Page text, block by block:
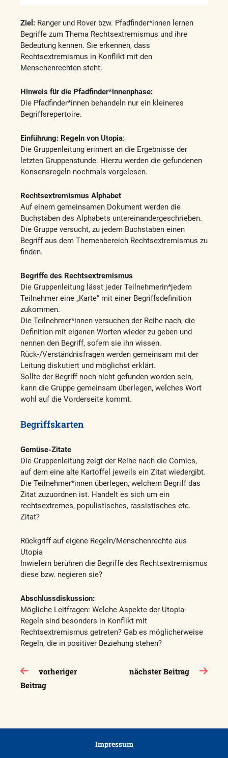
Ziel: Ranger und Rover bzw. Pfadfinder*innen lernen
Begriffe zum Thema Rechtsextremismus und ihre
Bedeutung kennen. Sie erkennen, dass
Rechtsextremismus in Konflikt mit den
Menschenrechten steht.
Hinweis für die Pfadfinder*innenphase:
Die Pfadfinder*innen behandeln nur ein kleineres
Begriffsrepertoire.
Einführung: Regeln von Utopia:
Die Gruppenleitung erinnert an die Ergebnisse der
letzten Gruppenstunde. Hierzu werden die gefundenen
Konsensregeln nochmals vorgelesen.
Rechtsextremismus Alphabet
Auf einem gemeinsamen Dokument werden die
Buchstaben des Alphabets untereinandergeschrieben.
Die Gruppe versucht, zu jedem Buchstaben einen
Begriff aus dem Themenbereich Rechtsextremismus zu
finden.
Begriffe des Rechtsextremismus
Die Gruppenleitung lässt jeder Teilnehmerin*jedem
Teilnehmer eine „Karte“ mit einer Begriffsdefinition
zukommen.
Die Teilnehmer*innen versuchen der Reihe nach, die
Definition mit eigenen Worten wieder zu geben und
nennen den Begriff, sofern sie ihn wissen.
Rück-/Verständnisfragen werden gemeinsam mit der
Leitung diskutiert und möglichst erklärt.
Sollte der Begriff noch nicht gefunden worden sein,
kann die Gruppe gemeinsam überlegen, welches Wort
wohl auf die Vorderseite kommt.
Begriffskarten
Gemüse-Zitate
Die Gruppenleitung zeigt der Reihe nach die Comics,
auf dem eine alte Kartoffel jeweils ein Zitat wiedergibt.
Die Teilnehmer*innen überlegen, welchem Begriff das
Zitat zuzuordnen ist. Handelt es sich um ein
rechtsextremes, populistisches, rassistisches etc.
Zitat?
Rückgriff auf eigene Regeln/Menschenrechte aus
Utopia
Inwiefern berühren die Begriffe des Rechtsextremismus
diese bzw. negieren sie?
Abschlussdiskussion:
Mögliche Leitfragen: Welche Aspekte der Utopia-
Regeln sind besonders in Konflikt mit
Rechtsextremismus getreten? Gab es möglicherweise
Regeln, die in positiver Beziehung stehen?
Beitragsnavigation
vorheriger
Beitrag
nächster Beitrag
Impressum